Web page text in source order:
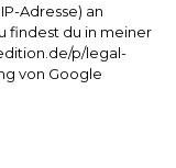
Adresse) an
findest du in meiner
p/legal-
von Google